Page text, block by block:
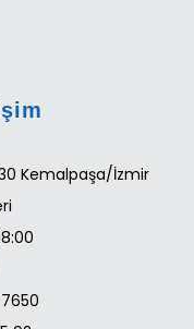
Kemalpaşa/İzmir